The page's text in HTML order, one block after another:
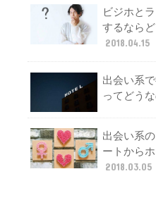
ビジホと
するなら
2018.04.15
出会い系
ってどうな
出会い系
ートから
2018.03.05